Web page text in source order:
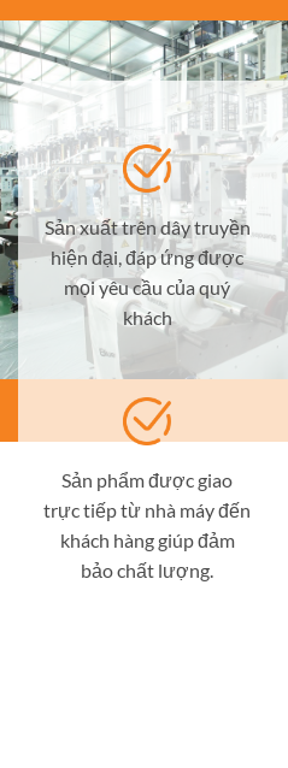
Sản xuất trên dây truyền
hiện đại, đáp ứng được
mọi yêu cầu của quý
khách
Sản phẩm được giao
trực tiếp từ nhà máy đến
khách hàng giúp đảm
bảo chất lượng.